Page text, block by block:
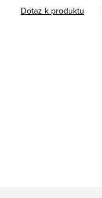
Dotaz k produktu